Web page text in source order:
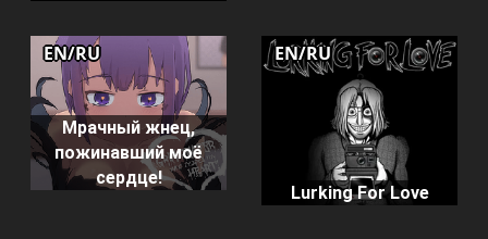
Мрачный жнец,
пожинавший моё
сердце!
EN/RU
Lurking For Love
EN/RU